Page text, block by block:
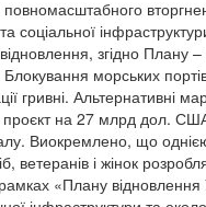
повномасштабного
та соціальної
згідно Плану
Блокування морських
гривні. Альтернативні
проєкт на 27 млрд дол.
Виокремлено, що
ветеранів і жінок
«Плану